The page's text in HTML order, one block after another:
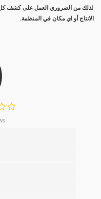
لذلك من الضروري العمل على كشف كل
الانتاج أو اي مكان في المنظمة.